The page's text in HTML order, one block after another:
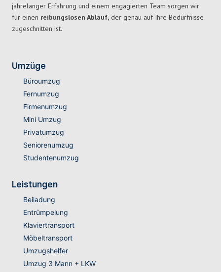
jahrelanger Erfahrung und einem engagierten Team sorgen wir
für einen reibungslosen Ablauf, der genau auf Ihre Bedürfnisse
zugeschnitten ist.
Umzüge
Büroumzug
Fernumzug
Firmenumzug
Mini Umzug
Privatumzug
Seniorenumzug
Studentenumzug
Leistungen
Beiladung
Entrümpelung
Klaviertransport
Möbeltransport
Umzugshelfer
Umzug 3 Mann + LKW